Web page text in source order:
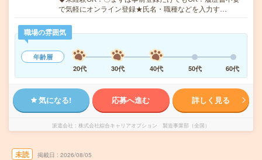
で気軽にオンライン登録★氏名・職種などを入力す…
職場の雰囲気
年齢層
20代
30代 40代 50代 60代
気になる! 応募へ進む 詳しく見る
派遣会社 株式会社綜合キャリアオプション 製造事業部（全国）
未読 掲載日 2026/08/05